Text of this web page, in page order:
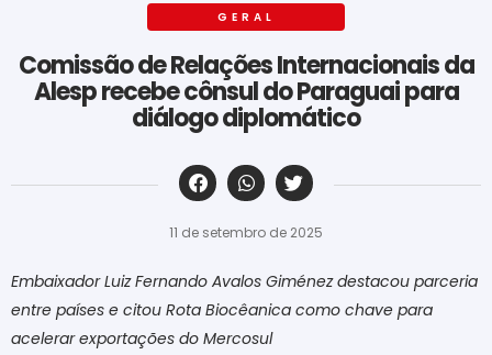
GERAL
Comissão de Relações Internacionais da
Alesp recebe cônsul do Paraguai para
diálogo diplomático
‎ ‎ ‎ ‎ ‎ ‎ ‎ ‎ ‎ ‎ ‎ ‎ ‎ ‎ ‎ ‎ ‎ ‎ ‎ ‎ ‎ ‎ ‎ ‎ ‎ ‎ ‎ ‎ ‎ ‎ ‎
11 de setembro de 2025
Embaixador Luiz Fernando Avalos Giménez destacou parceria
entre países e citou Rota Biocêanica como chave para
acelerar exportações do Mercosul